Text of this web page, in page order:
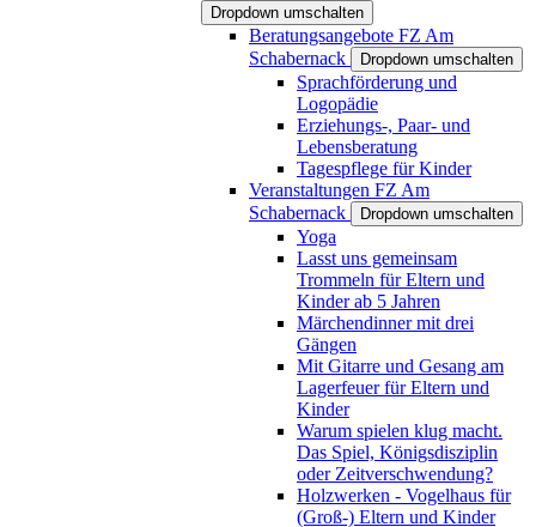
Dropdown umschalten
Beratungsangebote FZ Am
Schabernack
Dropdown umschalten
Sprachförderung und
Logopädie
Erziehungs-, Paar- und
Lebensberatung
Tagespflege für Kinder
Veranstaltungen FZ Am
Schabernack
Dropdown umschalten
Yoga
Lasst uns gemeinsam
Trommeln für Eltern und
Kinder ab 5 Jahren
Märchendinner mit drei
Gängen
Mit Gitarre und Gesang am
Lagerfeuer für Eltern und
Kinder
Warum spielen klug macht.
Das Spiel, Königsdisziplin
oder Zeitverschwendung?
Holzwerken - Vogelhaus für
(Groß-) Eltern und Kinder